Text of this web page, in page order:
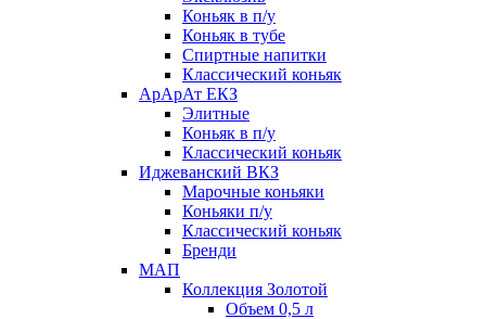
Коньяк в п/у
Коньяк в тубе
Спиртные напитки
Классический коньяк
АрАрАт ЕКЗ
Элитные
Коньяк в п/у
Классический коньяк
Иджеванский ВКЗ
Марочные коньяки
Коньяки п/у
Классический коньяк
Бренди
МАП
Коллекция Золотой
Объем 0,5 л